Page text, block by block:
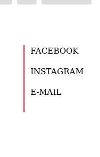
FACEBOOK
INSTAGRAM
E-MAIL